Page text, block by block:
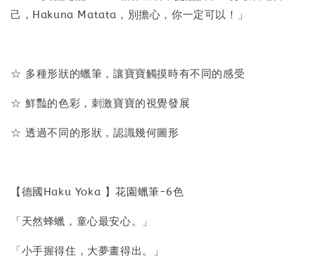
己，Hakuna Matata，別擔心，你一定可以！」
☆ 多種形狀的蠟筆，讓寶寶觸摸時有不同的感受
☆ 鮮豔的色彩，刺激寶寶的視覺發展
☆ 透過不同的形狀，認識幾何圖形
【德國Haku Yoka 】花園蠟筆-6色
「天然蜂蠟，童心最安心。」
「小手握得住，大夢畫得出。」